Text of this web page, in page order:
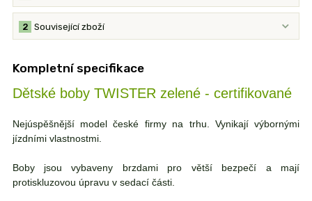
Související zboží
2
Kompletní specifikace
Dětské boby TWISTER zelené - certifikované
Nejúspěšnější model české firmy na trhu. Vynikají výbornými
jízdními vlastnostmi.
Boby jsou vybaveny brzdami pro větší bezpečí a mají
protiskluzovou úpravu v sedací části.